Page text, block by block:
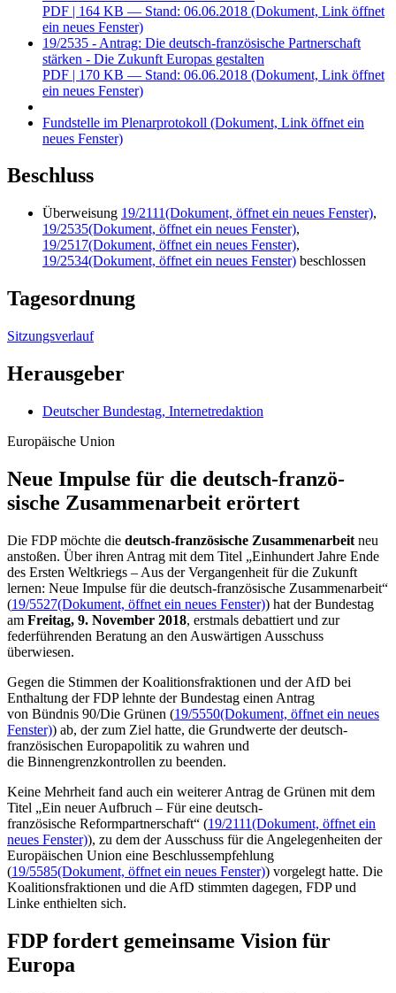
PDF | 164 KB — Stand: 06.06.2018 (Dokument, Link öffnet
ein neues Fenster)
19/2535 - Antrag: Die deutsch-französische Partnerschaft
stärken - Die Zukunft Europas gestalten
PDF | 170 KB — Stand: 06.06.2018 (Dokument, Link öffnet
ein neues Fenster)
Fundstelle im Plenarprotokoll (Dokument, Link öffnet ein
neues Fenster)
Beschluss
Überweisung 19/2111(Dokument, öffnet ein neues Fenster),
19/2535(Dokument, öffnet ein neues Fenster),
19/2517(Dokument, öffnet ein neues Fenster),
19/2534(Dokument, öffnet ein neues Fenster) beschlossen
Tagesordnung
Sitzungsverlauf
Herausgeber
Deutscher Bundestag, Internetredaktion
Europäische Union
Neue Im­pulse für die deutsch-fran­zö­
sische Zu­sammen­arbeit erörtert
Die FDP möchte die deutsch-französische Zusammenarbeit neu
anstoßen. Über ihren Antrag mit dem Titel „Einhundert Jahre Ende
des Ersten Weltkriegs – Aus der Vergangenheit für die Zukunft
lernen: Neue Impulse für die deutsch-französische Zusammenarbeit“
(19/5527(Dokument, öffnet ein neues Fenster)) hat der Bundestag
am Freitag, 9. November 2018, erstmals debattiert und zur
federführenden Beratung an den Auswärtigen Ausschuss
überwiesen.
Gegen die Stimmen der Koalitionsfraktionen und der AfD bei
Enthaltung der FDP lehnte der Bundestag einen Antrag
von Bündnis 90/Die Grünen (19/5550(Dokument, öffnet ein neues
Fenster)) ab, der zum Ziel hatte, die Grundwerte der deutsch-
französischen Europapolitik zu wahren und
die Binnengrenzkontrollen zu beenden.
Keine Mehrheit fand auch ein weiterer Antrag de Grünen mit dem
Titel „Ein neuer Aufbruch – Für eine deutsch-
französische Reformpartnerschaft“ (19/2111(Dokument, öffnet ein
neues Fenster)), zu dem der Ausschuss für die Angelegenheiten der
Europäischen Union eine Beschlussempfehlung
(19/5585(Dokument, öffnet ein neues Fenster)) vorgelegt hatte. Die
Koalitionsfraktionen und die AfD stimmten dagegen, FDP und
Linke enthielten sich.
FDP fordert gemeinsame Vision für
Europa